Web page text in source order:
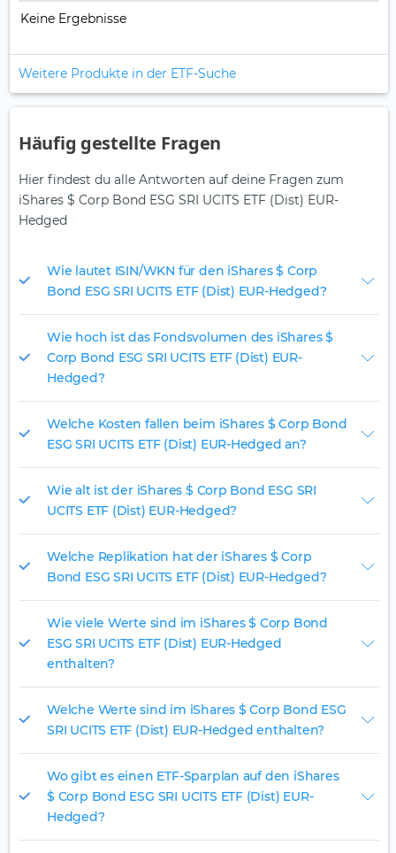
Keine Ergebnisse
Weitere Produkte in der ETF-Suche
Häufig gestellte Fragen
Hier findest du alle Antworten auf deine Fragen zum
iShares $ Corp Bond ESG SRI UCITS ETF (Dist) EUR-
Hedged
Wie lautet ISIN/WKN für den iShares $ Corp
Bond ESG SRI UCITS ETF (Dist) EUR-Hedged?
Wie hoch ist das Fondsvolumen des iShares $
Corp Bond ESG SRI UCITS ETF (Dist) EUR-
Hedged?
Welche Kosten fallen beim iShares $ Corp Bond
ESG SRI UCITS ETF (Dist) EUR-Hedged an?
Wie alt ist der iShares $ Corp Bond ESG SRI
UCITS ETF (Dist) EUR-Hedged?
Welche Replikation hat der iShares $ Corp
Bond ESG SRI UCITS ETF (Dist) EUR-Hedged?
Wie viele Werte sind im iShares $ Corp Bond
ESG SRI UCITS ETF (Dist) EUR-Hedged
enthalten?
Welche Werte sind im iShares $ Corp Bond ESG
SRI UCITS ETF (Dist) EUR-Hedged enthalten?
Wo gibt es einen ETF-Sparplan auf den iShares
$ Corp Bond ESG SRI UCITS ETF (Dist) EUR-
Hedged?